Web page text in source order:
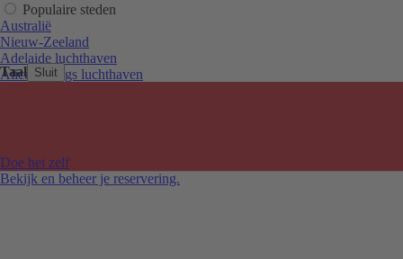
Taal Sluit
Doe het zelf
Bekijk en beheer je reservering.
Populaire steden
Australië
Nieuw-Zeeland
Adelaide luchthaven
Alice Springs luchthaven
Melbourne Tullamarine luchthaven
Perth luchthaven
Sydney luchthaven